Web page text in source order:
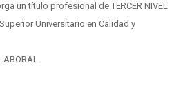
un título profesional de TERCER NIVEL
Universitario en Calidad y